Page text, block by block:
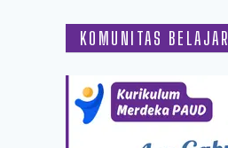
KOMUNITAS BELAJAR